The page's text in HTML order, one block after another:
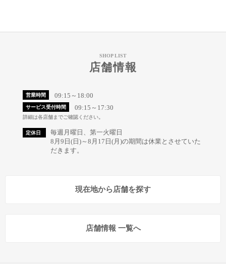
SHOP LIST
店舗情報
営業時間 09:15～18:00
サービス受付時間 09:15～17:30
詳細は各店舗までご確認ください。
定休日
毎週月曜日、第一火曜日
8月9日(日)～8月17日(月)の期間は休業とさせていた
だきます。
現在地から店舗を探す
店舗情報 一覧へ